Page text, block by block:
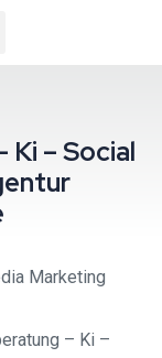
– Social
Marketing
– Ki –